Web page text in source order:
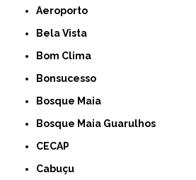
Aeroporto
Bela Vista
Bom Clima
Bonsucesso
Bosque Maia
Bosque Maia Guarulhos
CECAP
Cabuçu